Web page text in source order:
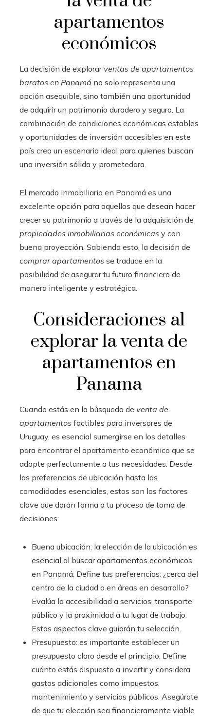
apartamentos
económicos
La decisión de explorar ventas de apartamentos
baratos en Panamá no solo representa una
opción asequible, sino también una oportunidad
de adquirir un patrimonio duradero y seguro. La
combinación de condiciones económicas estables
y oportunidades de inversión accesibles en este
país crea un escenario ideal para quienes buscan
una inversión sólida y prometedora.
El mercado inmobiliario en Panamá es una
excelente opción para aquellos que desean hacer
crecer su patrimonio a través de la adquisición de
propiedades inmobiliarias económicas y con
buena proyección. Sabiendo esto, la decisión de
comprar apartamentos se traduce en la
posibilidad de asegurar tu futuro financiero de
manera inteligente y estratégica.
Consideraciones al
explorar la venta de
apartamentos en
Panama
Cuando estás en la búsqueda de venta de
apartamentos factibles para inversores de
Uruguay, es esencial sumergirse en los detalles
para encontrar el apartamento económico que se
adapte perfectamente a tus necesidades. Desde
las preferencias de ubicación hasta las
comodidades esenciales, estos son los factores
clave que darán forma a tu proceso de toma de
decisiones:
Buena ubicación: la elección de la ubicación es
esencial al buscar apartamentos económicos
en Panamá. Define tus preferencias: ¿cerca del
centro de la ciudad o en áreas en desarrollo?
Evalúa la accesibilidad a servicios, transporte
público y la proximidad a tu lugar de trabajo.
Estos aspectos clave guiarán tu selección.
Presupuesto: es importante establecer un
presupuesto claro desde el principio. Define
cuánto estás dispuesto a invertir y considera
gastos adicionales como impuestos,
mantenimiento y servicios públicos. Asegúrate
de que tu elección sea financieramente viable